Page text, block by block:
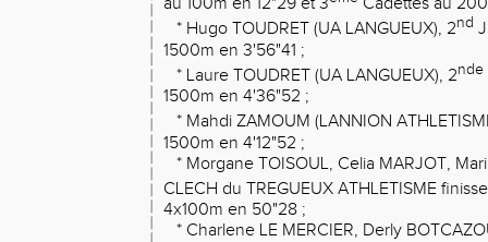
au 100m en 12"29 et 3
Cadettes au
* Hugo TOUDRET (UA LANGUEUX), 2nd
1500m en 3'56"41 ;
* Laure TOUDRET (UA LANGUEUX), 2nde
1500m en 4'36"52 ;
* Mahdi ZAMOUM (LANNION
1500m en 4'12"52 ;
* Morgane TOISOUL, Celia MARJOT,
CLECH du TREGUEUX ATHLETISME
4x100m en 50"28 ;
* Charlene LE MERCIER, Derly